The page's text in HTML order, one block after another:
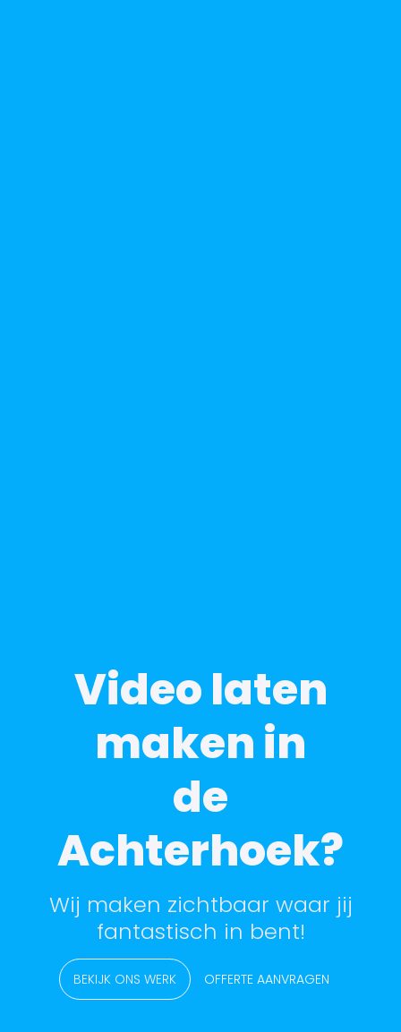
Video laten
maken in
de
Achterhoek?
Wij maken zichtbaar waar jij
fantastisch in bent!
BEKIJK ONS WERK OFFERTE AANVRAGEN